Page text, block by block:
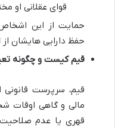
قوای عقلانی او
حمایت از این اشخاص
حفظ دارایی هایشان
قیم کیست و چگونه
قیم، سرپرست قانونی
مالی و گاهی اوقات
قهری یا عدم